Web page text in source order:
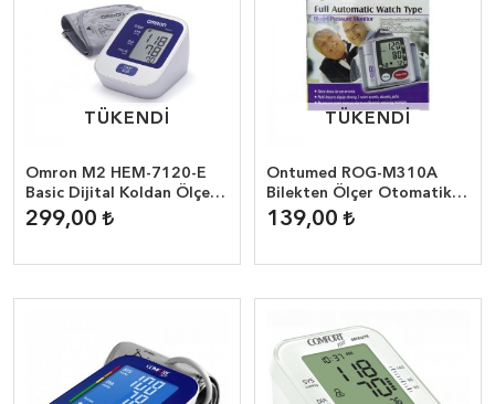
TÜKENDİ
TÜKENDİ
Omron M2 HEM-7120-E
Basic Dijital Koldan Ölçer
Tansiyon Aleti
299,00
TÜKENDİ
TÜKENDİ
Ontumed ROG-M310A
Bilekten Ölçer Otomatik
Tansiyon Aleti
139,00